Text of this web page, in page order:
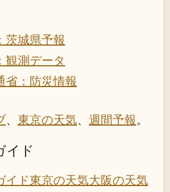
茨城県予報
観測データ
省：防災情報
、 東京の天気、 週間予報。
イド
イド東京の天気大阪の天気